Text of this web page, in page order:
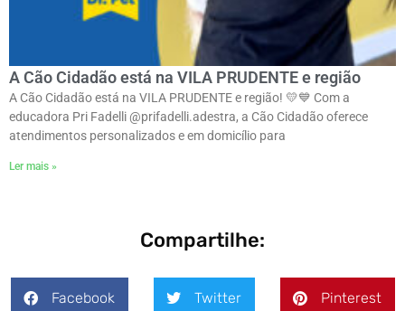
A Cão Cidadão está na VILA PRUDENTE e região
A Cão Cidadão está na VILA PRUDENTE e região! 💛💙 Com a
educadora Pri Fadelli @prifadelli.adestra, a Cão Cidadão oferece
atendimentos personalizados e em domicílio para
Ler mais »
Compartilhe:
Facebook Twitter Pinterest